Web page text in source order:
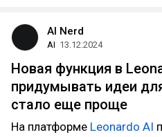
AI Nerd
AI 13.12.2024
Новая функция в
придумывать идеи
стало еще проще
На платформе Leonardo AI